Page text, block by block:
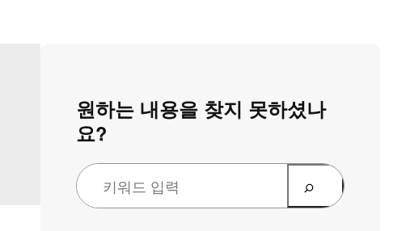
원하는 내용을 찾지 못하셨나
요?